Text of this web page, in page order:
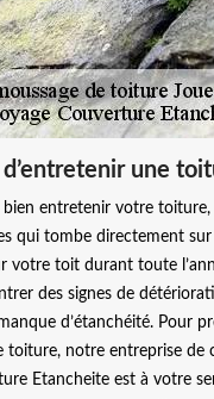
d’entretenir une
bien entretenir votre toiture,
qui tombe directement
votre toit durant toute
des signes de
d’étanchéité. Pour
toiture, notre entreprise
Etancheite est à votre